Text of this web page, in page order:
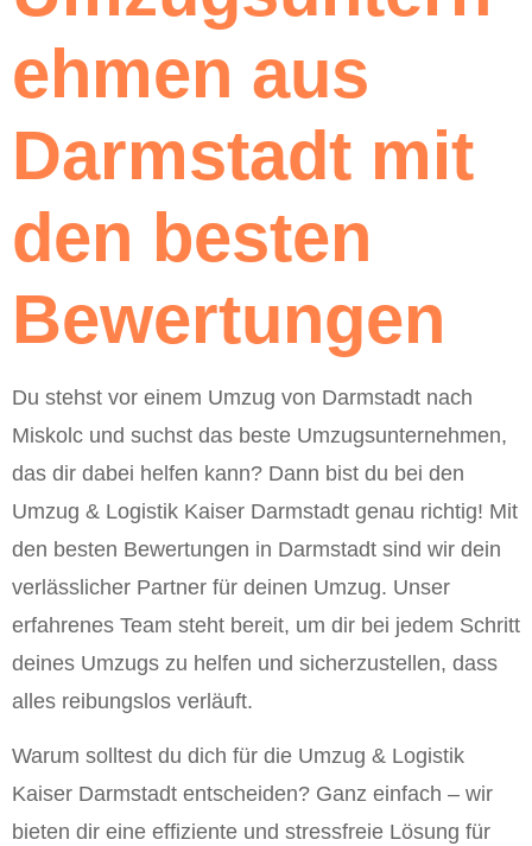
ehmen aus
Darmstadt mit
den besten
Bewertungen
Du stehst vor einem Umzug von Darmstadt nach
Miskolc und suchst das beste Umzugsunternehmen,
das dir dabei helfen kann? Dann bist du bei den
Umzug & Logistik Kaiser Darmstadt genau richtig! Mit
den besten Bewertungen in Darmstadt sind wir dein
verlässlicher Partner für deinen Umzug. Unser
erfahrenes Team steht bereit, um dir bei jedem Schritt
deines Umzugs zu helfen und sicherzustellen, dass
alles reibungslos verläuft.
Warum solltest du dich für die Umzug & Logistik
Kaiser Darmstadt entscheiden? Ganz einfach – wir
bieten dir eine effiziente und stressfreie Lösung für